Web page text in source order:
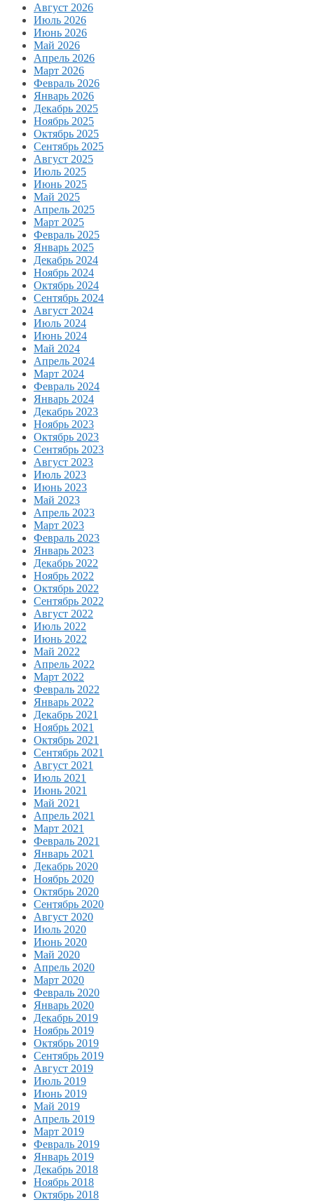
Август 2026
Июль 2026
Июнь 2026
Май 2026
Апрель 2026
Март 2026
Февраль 2026
Январь 2026
Декабрь 2025
Ноябрь 2025
Октябрь 2025
Сентябрь 2025
Август 2025
Июль 2025
Июнь 2025
Май 2025
Апрель 2025
Март 2025
Февраль 2025
Январь 2025
Декабрь 2024
Ноябрь 2024
Октябрь 2024
Сентябрь 2024
Август 2024
Июль 2024
Июнь 2024
Май 2024
Апрель 2024
Март 2024
Февраль 2024
Январь 2024
Декабрь 2023
Ноябрь 2023
Октябрь 2023
Сентябрь 2023
Август 2023
Июль 2023
Июнь 2023
Май 2023
Апрель 2023
Март 2023
Февраль 2023
Январь 2023
Декабрь 2022
Ноябрь 2022
Октябрь 2022
Сентябрь 2022
Август 2022
Июль 2022
Июнь 2022
Май 2022
Апрель 2022
Март 2022
Февраль 2022
Январь 2022
Декабрь 2021
Ноябрь 2021
Октябрь 2021
Сентябрь 2021
Август 2021
Июль 2021
Июнь 2021
Май 2021
Апрель 2021
Март 2021
Февраль 2021
Январь 2021
Декабрь 2020
Ноябрь 2020
Октябрь 2020
Сентябрь 2020
Август 2020
Июль 2020
Июнь 2020
Май 2020
Апрель 2020
Март 2020
Февраль 2020
Январь 2020
Декабрь 2019
Ноябрь 2019
Октябрь 2019
Сентябрь 2019
Август 2019
Июль 2019
Июнь 2019
Май 2019
Апрель 2019
Март 2019
Февраль 2019
Январь 2019
Декабрь 2018
Ноябрь 2018
Октябрь 2018